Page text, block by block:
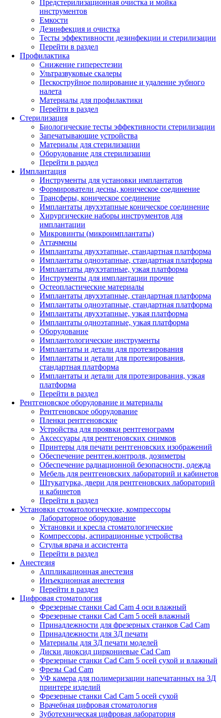
Предстерилизационная очистка и мойка
инструментов
Емкости
Дезинфекция и очистка
Тесты эффективности дезинфекции и стерилизации
Перейти в раздел
Профилактика
Снижение гиперестезии
Ультразвуковые скалеры
Пескоструйное полирование и удаление зубного
налета
Материалы для профилактики
Перейти в раздел
Стерилизация
Биологические тесты эффективности стерилизации
Запечатывающие устройства
Материалы для стерилизации
Оборудование для стерилизации
Перейти в раздел
Имплантация
Инструменты для установки имплантатов
Формирователи десны, коническое соединение
Трансферы, коническое соединение
Имплантаты двухэтапные коническое соединение
Хирургические наборы инструментов для
имплантации
Микровинты (микроимплантаты)
Аттачмены
Имплантаты двухэтапные, стандартная платформа
Имплантаты одноэтапные, стандартная платформа
Имплантаты двухэтапные, узкая платформа
Инструменты для имплантации прочие
Остеопластические материалы
Имплантаты двухэтапные, стандартная платформа
Имплантаты одноэтапные, стандартная платформа
Имплантаты двухэтапные, узкая платформа
Имплантаты одноэтапные, узкая платформа
Оборудование
Имплантологические инструменты
Имплантаты и детали для протезирования
Имплантаты и детали для протезирования,
стандартная платформа
Имплантаты и детали для протезирования, узкая
платформа
Перейти в раздел
Рентгеновское оборудование и материалы
Рентгеновское оборудование
Пленки рентгеновские
Устройства для проявки рентгенограмм
Аксессуары для рентгеновских снимков
Принтеры для печати рентгеновских изображений
Обеспечение рентген.контроля, дозиметры
Обеспечение радиационной безопасности, одежда
Мебель для рентгеновских лабораторий и кабинетов
Штукатурка, двери для рентгеновских лабораторий
и кабинетов
Перейти в раздел
Установки стоматологические, компрессоры
Лабораторное оборудование
Установки и кресла стоматологические
Компрессоры, аспирационные устройства
Стулья врача и ассистента
Перейти в раздел
Анестезия
Аппликационная анестезия
Инъекционная анестезия
Перейти в раздел
Цифровая стоматология
Фрезерные станки Cad Cam 4 оси влажный
Фрезерные станки Cad Cam 5 осей влажный
Принадлежности для фрезерных станков Cad Cam
Принадлежности для 3Д печати
Материалы для 3Д печати моделей
Диски диоксид циркониевые Cad Cam
Фрезерные станки Cad Cam 5 осей сухой и влажный
Фрезы Cad Cam
УФ камера для полимеризации напечатанных на 3Д
принтере изделий
Фрезерные станки Cad Cam 5 осей сухой
Врачебная цифровая стоматология
Зуботехническая цифровая лаборатория